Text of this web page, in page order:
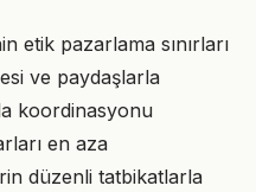
etik pazarlama sınırları
ve paydaşlarla
koordinasyonu
en aza
düzenli tatbikatlarla